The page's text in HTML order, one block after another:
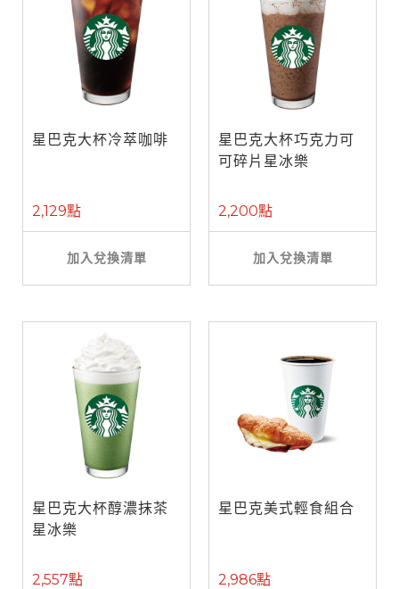
星巴克大杯冷萃咖啡
2,129點
加入兌換清單
星巴克大杯巧克力可
可碎片星冰樂
2,200點
加入兌換清單
星巴克大杯醇濃抹茶
星冰樂
2,557點
星巴克美式輕食組合
2,986點